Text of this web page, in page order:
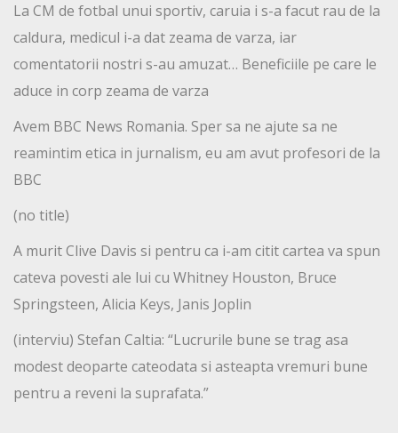
La CM de fotbal unui sportiv, caruia i s-a facut rau de la
caldura, medicul i-a dat zeama de varza, iar
comentatorii nostri s-au amuzat… Beneficiile pe care le
aduce in corp zeama de varza
Avem BBC News Romania. Sper sa ne ajute sa ne
reamintim etica in jurnalism, eu am avut profesori de la
BBC
(no title)
A murit Clive Davis si pentru ca i-am citit cartea va spun
cateva povesti ale lui cu Whitney Houston, Bruce
Springsteen, Alicia Keys, Janis Joplin
(interviu) Stefan Caltia: “Lucrurile bune se trag asa
modest deoparte cateodata si asteapta vremuri bune
pentru a reveni la suprafata.”